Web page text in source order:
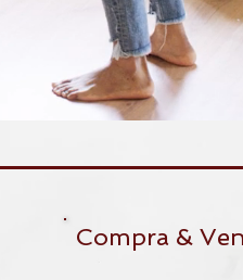
Compra &